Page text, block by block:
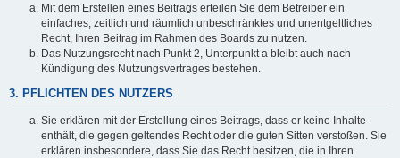
Mit dem Erstellen eines Beitrags erteilen Sie dem Betreiber ein
einfaches, zeitlich und räumlich unbeschränktes und unentgeltliches
Recht, Ihren Beitrag im Rahmen des Boards zu nutzen.
Das Nutzungsrecht nach Punkt 2, Unterpunkt a bleibt auch nach
Kündigung des Nutzungsvertrages bestehen.
3. PFLICHTEN DES NUTZERS
Sie erklären mit der Erstellung eines Beitrags, dass er keine Inhalte
enthält, die gegen geltendes Recht oder die guten Sitten verstoßen. Sie
erklären insbesondere, dass Sie das Recht besitzen, die in Ihren